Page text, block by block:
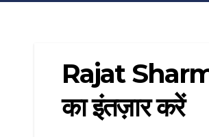
Rajat
का इंतज़ार करें